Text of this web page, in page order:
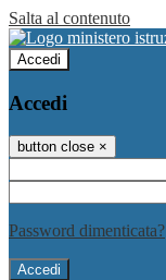
Salta al contenuto
Accedi
Accedi
button close ×
Password dimenticata?